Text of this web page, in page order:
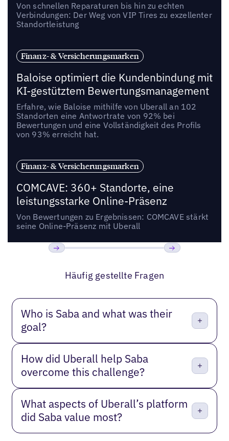
Von schnellen Reparaturen bis hin zu echten
Verbindungen: Der Weg von VIP Tires zu exzellenter
Standortleistung
Finanz- & Versicherungsmarken
Baloise optimiert die Kundenbindung mit
KI-gestütztem Bewertungsmanagement
Erfahre, wie Baloise mithilfe von Uberall an 102
Standorten eine Antwortrate von 92% bei
Bewertungen und eine Vollständigkeit des Profils
von 93% erreicht hat.
Finanz- & Versicherungsmarken
COMCAVE: 360+ Standorte, eine
leistungsstarke Online-Präsenz
Von Bewertungen zu Ergebnissen: COMCAVE stärkt
seine Online-Präsenz mit Uberall
Häufig gestellte Fragen
Who is Saba and what was their
goal?
How did Uberall help Saba
overcome this challenge?
What aspects of Uberall’s platform
did Saba value most?